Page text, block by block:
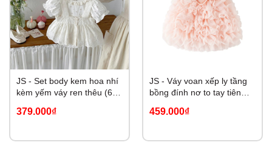
JS - Set body kem hoa nhí
kèm yếm váy ren thêu (66-
379.000₫
JS - Váy voan xếp ly tầng
bồng đính nơ to tay tiên
459.000₫